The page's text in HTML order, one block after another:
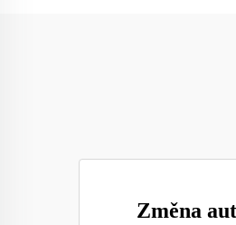
Změna